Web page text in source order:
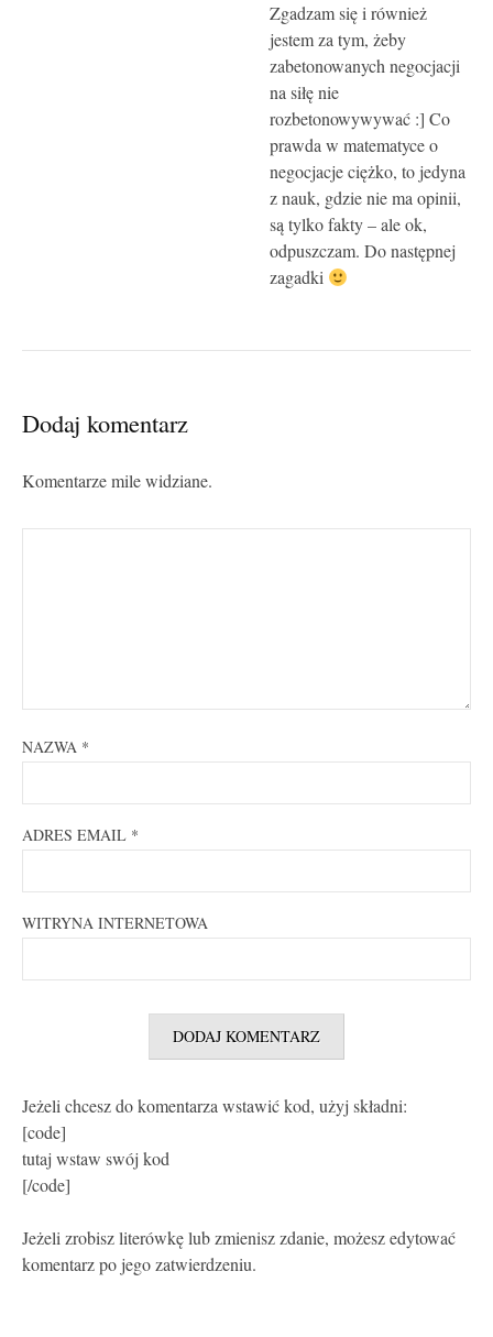
Zgadzam się i również
jestem za tym, żeby
zabetonowanych negocjacji
na siłę nie
rozbetonowywywać :] Co
prawda w matematyce o
negocjacje ciężko, to jedyna
z nauk, gdzie nie ma opinii,
są tylko fakty – ale ok,
odpuszczam. Do następnej
zagadki
Dodaj komentarz
Komentarze mile widziane.
NAZWA *
ADRES EMAIL *
WITRYNA INTERNETOWA
Jeżeli chcesz do komentarza wstawić kod, użyj składni:
[code]
tutaj wstaw swój kod
[/code]
Jeżeli zrobisz literówkę lub zmienisz zdanie, możesz edytować
komentarz po jego zatwierdzeniu.